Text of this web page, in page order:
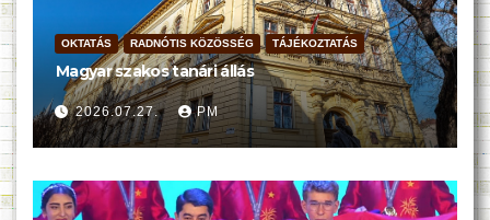
OKTATÁS RADNÓTIS KÖZÖSSÉG TÁJÉKOZTATÁS
Magyar szakos tanári állás
2026.07.27. PM